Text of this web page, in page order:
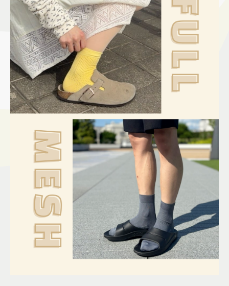
施設案内
アクセス＆駐車場
よくあるご質問
スタッフ募集
サイトマップ
プライバシーポリシー
Follow US